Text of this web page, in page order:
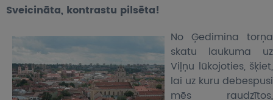
Sveicināta, kontrastu pilsēta!
No Ģedimina torņa
skatu laukuma uz
Viļņu lūkojoties, šķiet,
lai uz kuru debespusi
mēs raudzītos,